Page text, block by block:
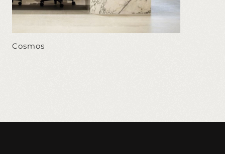
Cosmos